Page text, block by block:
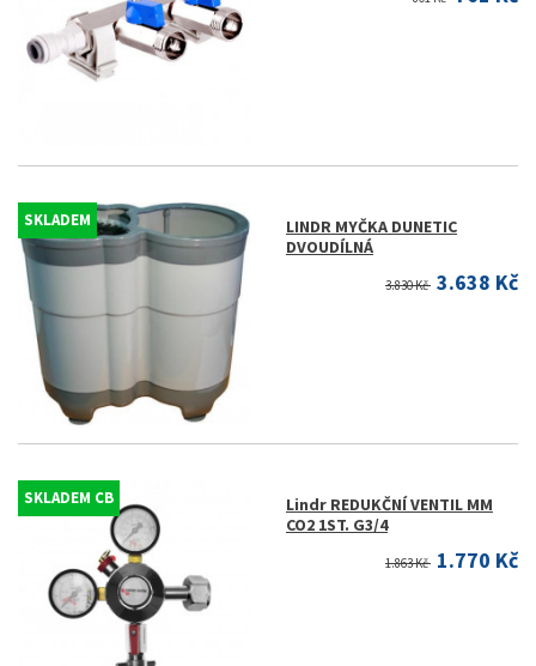
SKLADEM
LINDR MYČKA DUNETIC
DVOUDÍLNÁ
3.830 Kč 3.638 Kč
SKLADEM CB
Lindr REDUKČNÍ VENTIL MM
CO2 1ST. G3/4
1.863 Kč 1.770 Kč